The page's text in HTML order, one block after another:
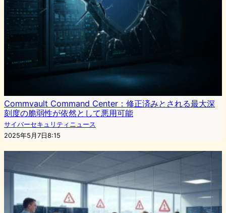
Commvault Command Center：修正済みとされる最大深
刻度の脆弱性が依然として悪用可能
サイバーセキュリティニュース
2025年5月7日8:15